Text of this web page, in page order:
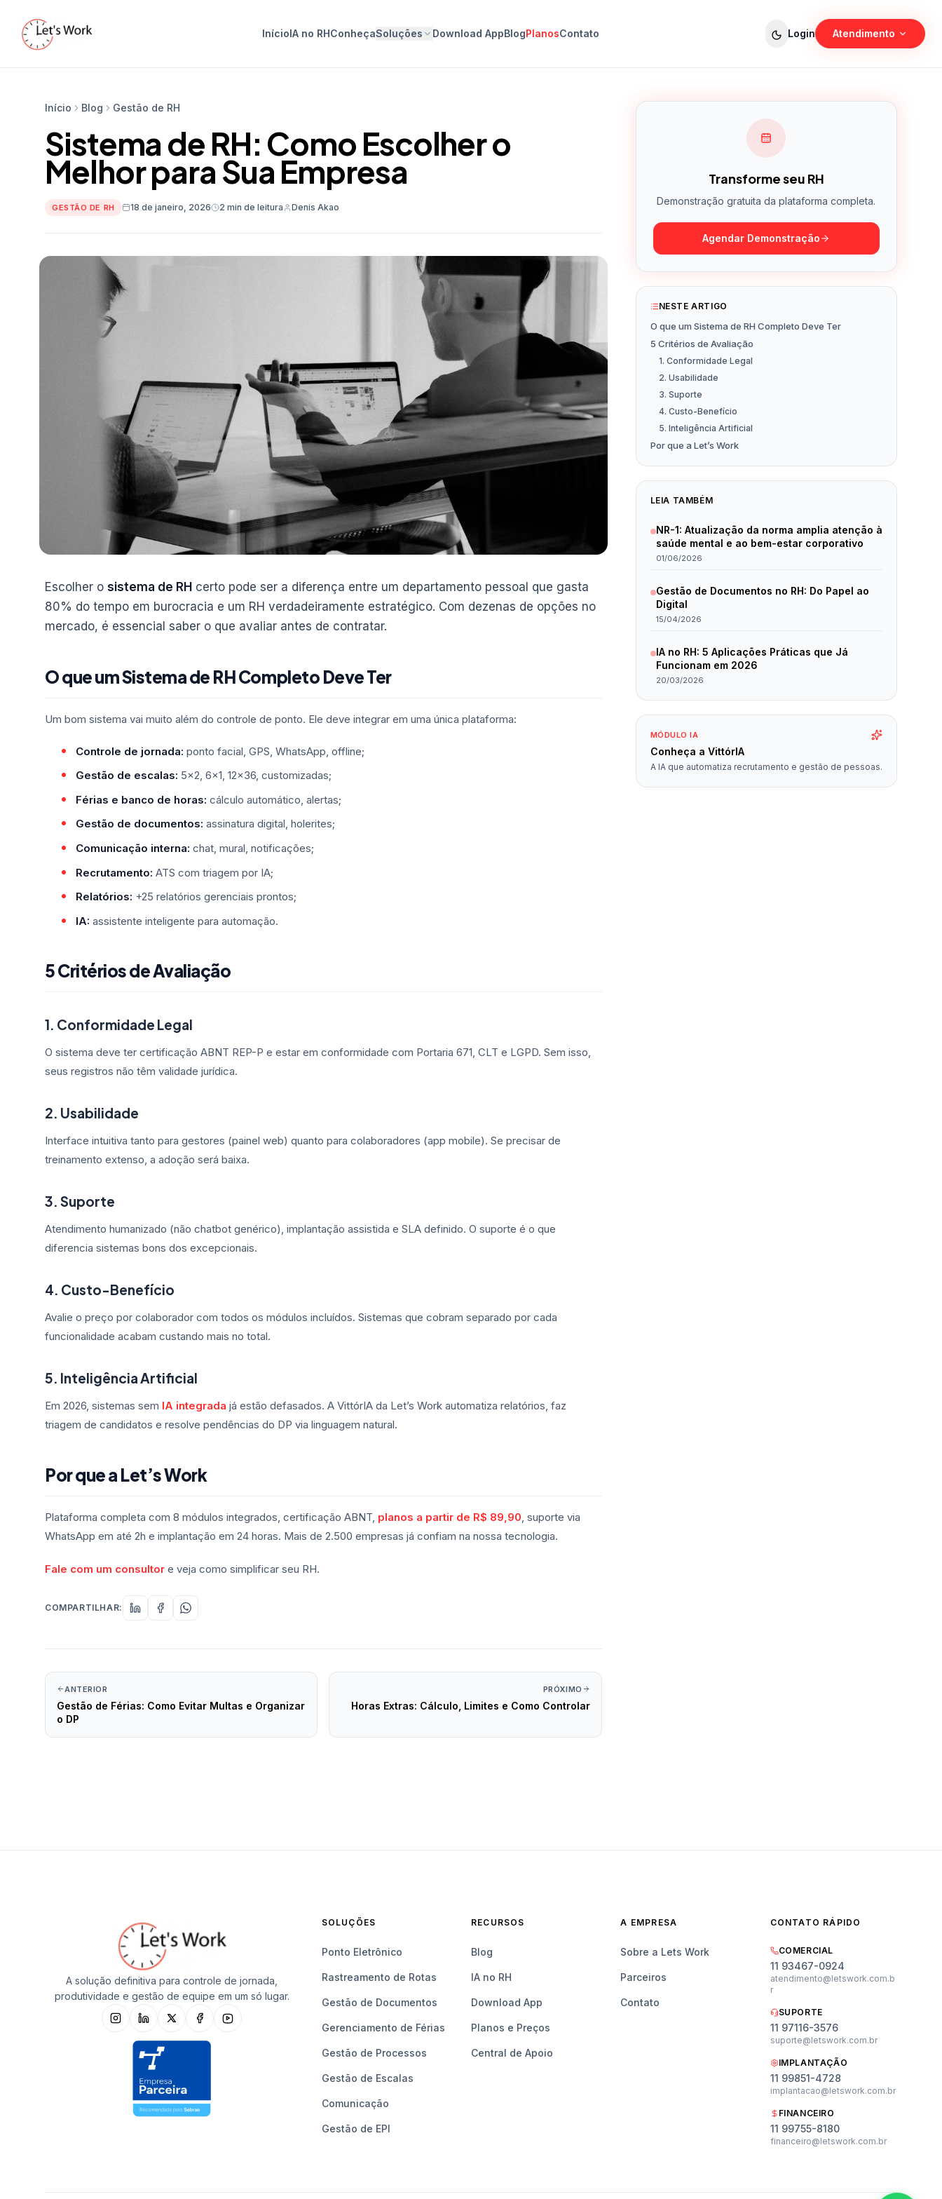
InícioIA no RHConheçaSoluções Download AppBlogPlanosContato Login Atendimento
Início Blog Gestão de RH
Sistema de RH: Como Escolher o
Melhor para Sua Empresa
GESTÃO DE RH 18 de janeiro, 2026 2 min de leitura Denis Akao
Escolher o sistema de RH certo pode ser a diferença entre um departamento pessoal que gasta
80% do tempo em burocracia e um RH verdadeiramente estratégico. Com dezenas de opções no
mercado, é essencial saber o que avaliar antes de contratar.
O que um Sistema de RH Completo Deve Ter
Um bom sistema vai muito além do controle de ponto. Ele deve integrar em uma única plataforma:
Controle de jornada: ponto facial, GPS, WhatsApp, offline;
Gestão de escalas: 5×2, 6×1, 12×36, customizadas;
Férias e banco de horas: cálculo automático, alertas;
Gestão de documentos: assinatura digital, holerites;
Comunicação interna: chat, mural, notificações;
Recrutamento: ATS com triagem por IA;
Relatórios: +25 relatórios gerenciais prontos;
IA: assistente inteligente para automação.
5 Critérios de Avaliação
1. Conformidade Legal
O sistema deve ter certificação ABNT REP-P e estar em conformidade com Portaria 671, CLT e LGPD. Sem isso,
seus registros não têm validade jurídica.
2. Usabilidade
Interface intuitiva tanto para gestores (painel web) quanto para colaboradores (app mobile). Se precisar de
treinamento extenso, a adoção será baixa.
3. Suporte
Atendimento humanizado (não chatbot genérico), implantação assistida e SLA definido. O suporte é o que
diferencia sistemas bons dos excepcionais.
4. Custo-Benefício
Avalie o preço por colaborador com todos os módulos incluídos. Sistemas que cobram separado por cada
funcionalidade acabam custando mais no total.
5. Inteligência Artificial
Em 2026, sistemas sem IA integrada já estão defasados. A VittórIA da Let’s Work automatiza relatórios, faz
triagem de candidatos e resolve pendências do DP via linguagem natural.
Por que a Let’s Work
Plataforma completa com 8 módulos integrados, certificação ABNT, planos a partir de R$ 89,90 , suporte via
WhatsApp em até 2h e implantação em 24 horas. Mais de 2.500 empresas já confiam na nossa tecnologia.
Fale com um consultor e veja como simplificar seu RH.
COMPARTILHAR:
ANTERIOR
Gestão de Férias: Como Evitar Multas e Organizar
o DP
PRÓXIMO
Horas Extras: Cálculo, Limites e Como Controlar
Transforme seu RH
Demonstração gratuita da plataforma completa.
Agendar Demonstração
NESTE ARTIGO
O que um Sistema de RH Completo Deve Ter
5 Critérios de Avaliação
1. Conformidade Legal
2. Usabilidade
3. Suporte
4. Custo-Benefício
5. Inteligência Artificial
Por que a Let’s Work
LEIA TAMBÉM
NR-1: Atualização da norma amplia atenção à
saúde mental e ao bem-estar corporativo
01/06/2026
Gestão de Documentos no RH: Do Papel ao
Digital
15/04/2026
IA no RH: 5 Aplicações Práticas que Já
Funcionam em 2026
20/03/2026
MÓDULO IA
Conheça a VittórIA
A IA que automatiza recrutamento e gestão de pessoas.
A solução definitiva para controle de jornada,
produtividade e gestão de equipe em um só lugar.
SOLUÇÕES
Ponto Eletrônico
Rastreamento de Rotas
Gestão de Documentos
Gerenciamento de Férias
Gestão de Processos
Gestão de Escalas
Comunicação
Gestão de EPI
RECURSOS
Blog
IA no RH
Download App
Planos e Preços
Central de Apoio
A EMPRESA
Sobre a Lets Work
Parceiros
Contato
CONTATO RÁPIDO
COMERCIAL
11 93467-0924
atendimento@letswork.com.b
r
SUPORTE
11 97116-3576
suporte@letswork.com.br
IMPLANTAÇÃO
11 99851-4728
implantacao@letswork.com.br
FINANCEIRO
11 99755-8180
financeiro@letswork.com.br
Vendas
Planos, preços e demonstração